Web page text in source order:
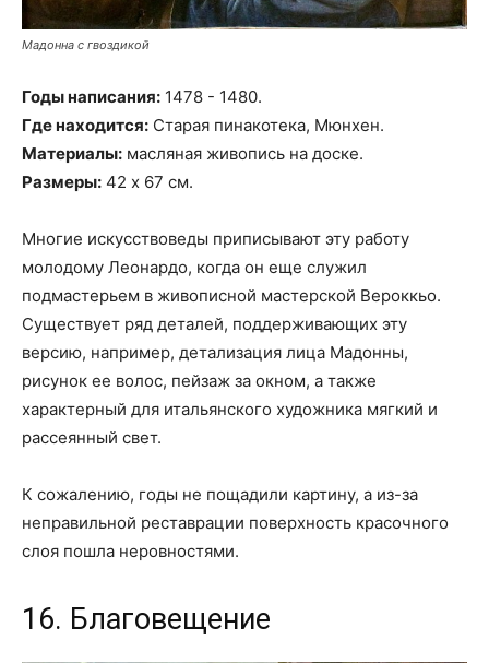
Мадонна с гвоздикой
Годы написания: 1478 - 1480.
Где находится: Старая пинакотека, Мюнхен.
Материалы: масляная живопись на доске.
Размеры: 42 х 67 см.
Многие искусствоведы приписывают эту работу
молодому Леонардо, когда он еще служил
подмастерьем в живописной мастерской Вероккьо.
Существует ряд деталей, поддерживающих эту
версию, например, детализация лица Мадонны,
рисунок ее волос, пейзаж за окном, а также
характерный для итальянского художника мягкий и
рассеянный свет.
К сожалению, годы не пощадили картину, а из-за
неправильной реставрации поверхность красочного
слоя пошла неровностями.
16. Благовещение